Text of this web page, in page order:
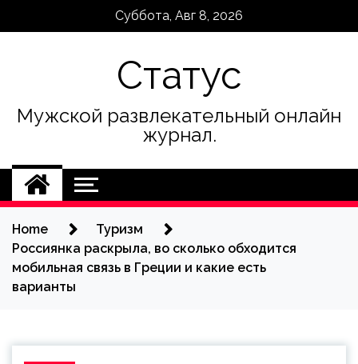
Суббота, Авг 8, 2026
Статус
Мужской развлекательный онлайн
журнал.
Home
Туризм
Россиянка раскрыла, во сколько обходится
мобильная связь в Греции и какие есть
варианты